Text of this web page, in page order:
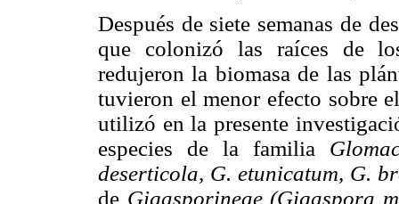
Después de siete semanas de
que colonizó las raíces de
redujeron la biomasa de las
tuvieron el menor efecto sobre
utilizó en la presente
especies de la familia
deserticola, G. etunicatum, G.
de Gigasporineae (Gigaspora